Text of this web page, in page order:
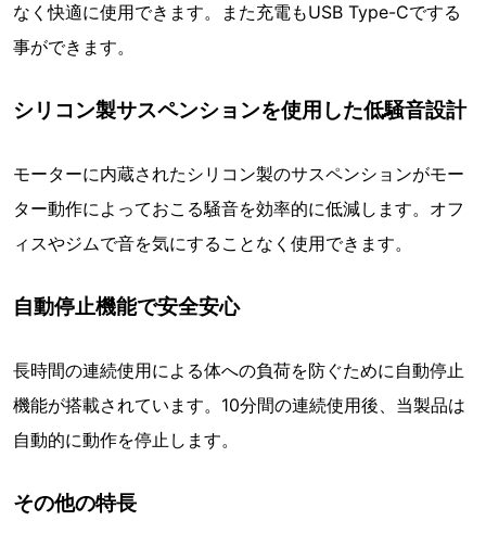
なく快適に使用できます。また充電もUSB Type-Cでする
事ができます。
シリコン製サスペンションを使用した低騒音設計
モーターに内蔵されたシリコン製のサスペンションがモー
ター動作によっておこる騒音を効率的に低減します。オフ
ィスやジムで音を気にすることなく使用できます。
自動停止機能で安全安心
長時間の連続使用による体への負荷を防ぐために自動停止
機能が搭載されています。10分間の連続使用後、当製品は
自動的に動作を停止します。
その他の特長